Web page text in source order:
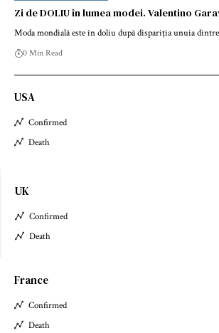
Zi de DOLIU în lumea modei. Valentino
Moda mondială este în doliu după dispariția unuia
0 Min Read
USA
Confirmed
Death
UK
Confirmed
Death
France
Confirmed
Death